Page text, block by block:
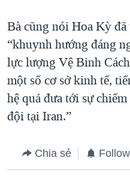
Bà cũng nói Hoa Kỳ
“khuynh hướng đáng
lực lượng Vệ Binh
một số cơ sở kinh tế,
hệ quả đưa tới sự
đội tại Iran.”
Chia sẻ